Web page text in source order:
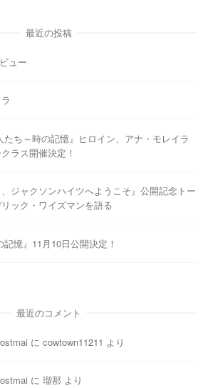
最近の投稿
ュー
たち～時の記憶』ヒロイン、アナ・モレイラ
ラス開催決定！
、ジャクソンハイツへようこそ』公開記念トー
ック・ワイズマンを語る
記憶』11月10日公開決定！
最近のコメント
に cowtown11211 より
に 瑠那 より